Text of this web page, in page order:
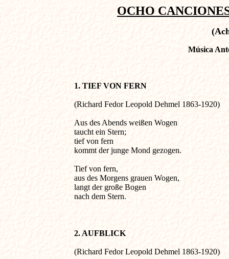
OCHO
Música
1. TIEF VON FERN
(Richard Fedor Leopold Dehmel 1863-1920)
Aus des Abends weißen Wogen
taucht ein Stern;
tief von fern
kommt der junge Mond gezogen.
Tief von fern,
aus des Morgens grauen Wogen,
langt der große Bogen
nach dem Stern.
2. AUFBLICK
(Richard Fedor Leopold Dehmel 1863-1920)